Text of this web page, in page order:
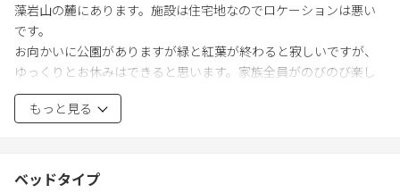
浴槽は、男女別にシャンプーにヘアートリートメントをご用意い
たしました。簡易乾燥付き洗濯機、ヘアードライヤーも備えてい
ます。綿棒さらにボディミルク、ヘアートニック、スキンローショ
ン、メイク落とし、化粧水、乳液も備えています
藻岩山の麓にあります。施設は住宅地なのでロケーションは悪い
です。
お向かいに公園がありますが緑と紅葉が終わると寂しいですが、
ゆっくりとお休みはできると思います。家族全員がのびのび楽し
める最高の宿泊先です。
ぜひ、みなさまでお越しください。一階ですが藻岩山での夜景や
もっと見る
ベッドタイプ